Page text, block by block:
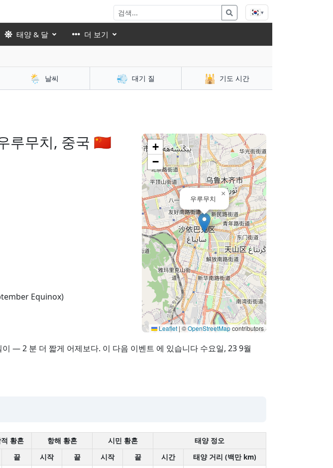
🇰🇷▾
태양 & 달 더 보기
🌦️ 날씨 💨 대기 질 🕌 기도 시간
루무치, 중국 🇨🇳
Equinox)
우루무치
×
+
−
Leaflet | ©OpenStreetMapcontributors
이 — 2 분 더 짧게 어제보다. 이 다음 이벤트 에 있습니다 수요일, 23 9월
황혼 항해 황혼 시민 황혼
태양 정오
끝 시작 끝 시작 끝 시간
태양 거리 (백만 km)